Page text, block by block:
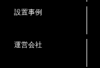
設置事例
運営会社